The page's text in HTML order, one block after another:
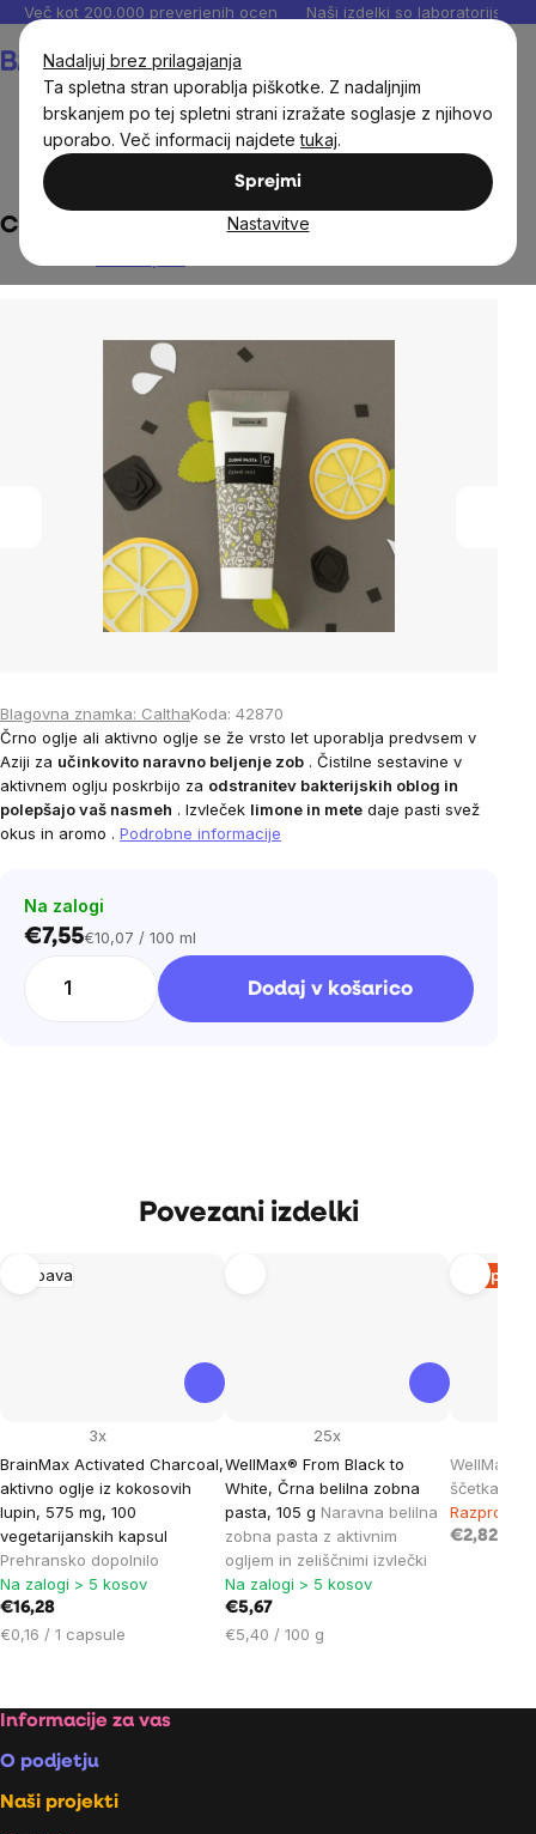
Nadaljuj brez prilagajanja
Ta spletna stran uporablja piškotke. Z nadaljnjim
brskanjem po tej spletni strani izražate soglasje z njihovo
uporabo. Več informacij najdetetukaj.
Sprejmi
Nastavitve
Preskoči
vsebino
Več kot 200.000 preverjenih ocen Naši izdelki so laboratorijsko
Nega zob
Caltha - Zobna pasta, Črni premog, 75 ml
Blagovna znamka: CalthaKoda: 42870
Črno oglje ali aktivno oglje se že vrsto let uporablja predvsem v
Aziji za učinkovito naravno beljenje zob . Čistilne sestavine v
aktivnem oglju poskrbijo za odstranitev bakterijskih oblog in
polepšajo vaš nasmeh . Izvleček limone in mete daje pasti svež
okus in aromo . Podrobne informacije
Na zalogi
€7,55Cena
€10,07 / 100 ml
Dodaj v košarico
Povezani izdelki
Prebava
BrainMax Activated Charcoal,
aktivno oglje iz kokosovih
lupin, 575 mg, 100
vegetarijanskih kapsul
Prehransko dopolnilo
3x
Na zalogi > 5 kosov
€16,28
Cena
€0,16 / 1 capsule
WellMax® From Black to
White, Črna belilna zobna
pasta, 105 g Naravna belilna
zobna pasta z aktivnim
ogljem in zeliščnimi izvlečki
25x
Na zalogi > 5 kosov
€5,67
Cena
€5,40 / 100 g
WellMax®
ščetka
€2,82
Footer
Informacije za vas
O podjetju
Naši projekti